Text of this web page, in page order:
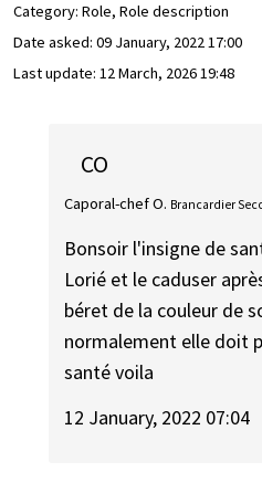
Category: Role, Role description
Date asked: 09 January, 2022 17:00
Last update: 12 March, 2026 19:48
CO
Caporal-chef O. Brancardier
Bonsoir l'insigne de
Lorié et le caduser
béret de la couleur de
normalement elle doit
santé voila
12 January, 2022 07:04